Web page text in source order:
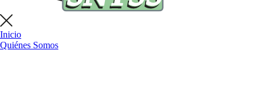
Inicio
Quiénes Somos